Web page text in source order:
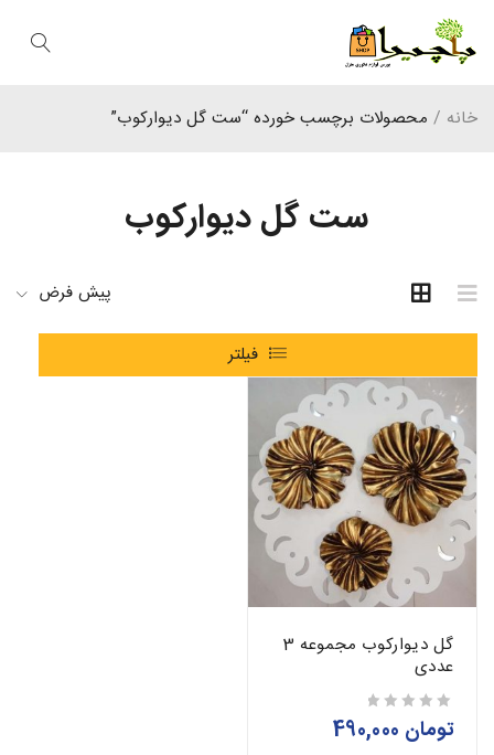
ست گل دیوارکوب
خانه / محصولات برچسب خورده “ست گل دیوارکوب”
پیش فرض
فیلتر
گل دیوارکوب مجموعه 3
عددی
تومان